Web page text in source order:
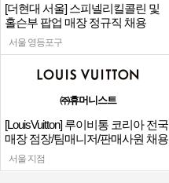
[더현대 서울] 스피넬리킬콜린 및
홀슨부 팝업 매장 정규직 채용
서울 영등포구
㈜휴머니스트
[LouisVuitton] 루이비통 코리아 전국
매장 점장/팀매니저/판매사원 채용
서울 지점